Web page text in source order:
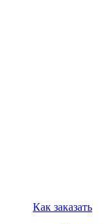
Как заказать